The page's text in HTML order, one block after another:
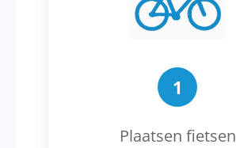
1
Plaatsen fietsen